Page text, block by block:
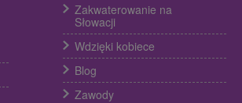
Zakwaterowanie na
Słowacji
Wdzięki kobiece
Blog
Zawody